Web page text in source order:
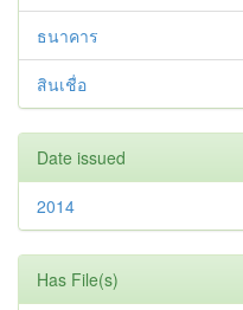
ธนาคาร
สินเชื่อ
Date issued
2014
Has File(s)